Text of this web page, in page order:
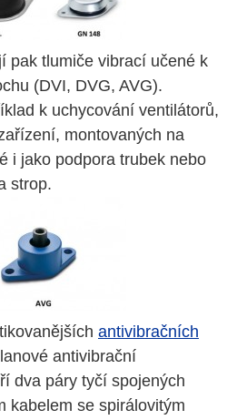
pak tlumiče vibrací učené k
(DVI, DVG, AVG).
k uchycování ventilátorů,
montovaných na
i jako podpora trubek nebo
strop.
antivibračních
antivibrační
dva páry tyčí spojených
kabelem se spirálovitým